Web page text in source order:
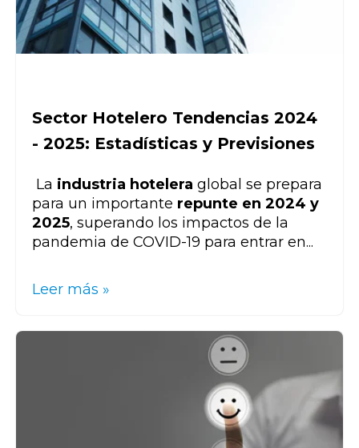
Sector Hotelero Tendencias 2024
- 2025: Estadísticas y Previsiones
La industria hotelera global se prepara
para un importante repunte en 2024 y
2025, superando los impactos de la
pandemia de COVID-19 para entrar en...
Leer más »